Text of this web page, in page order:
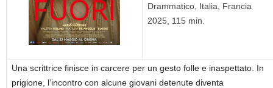
Drammatico, Italia, Francia
2025, 115 min.
Una scrittrice finisce in carcere per un gesto folle e inaspettato. In
prigione, l’incontro con alcune giovani detenute diventa